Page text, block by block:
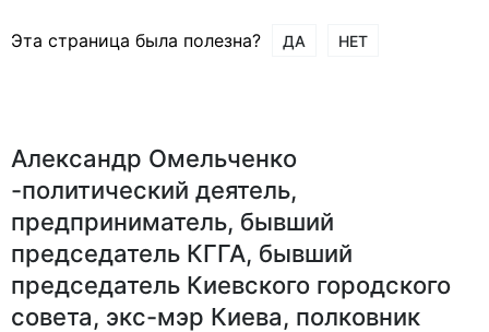
Эта страница была полезна? ДА НЕТ
Александр Омельченко
-политический деятель,
предприниматель, бывший
председатель КГГА, бывший
председатель Киевского городского
совета, экс-мэр Киева, полковник